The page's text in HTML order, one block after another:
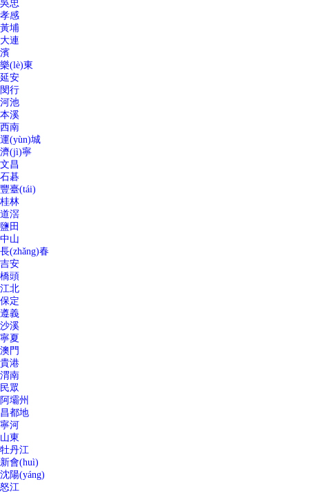
吳忠
孝感
黃埔
大連
濱
樂(lè)東
延安
閔行
河池
本溪
西南
運(yùn)城
濟(jì)寧
文昌
石碁
豐臺(tái)
桂林
道滘
鹽田
中山
長(zhǎng)春
吉安
橋頭
江北
保定
遵義
沙溪
寧夏
澳門
貴港
渭南
民眾
阿壩州
昌都地
寧河
山東
牡丹江
新會(huì)
沈陽(yáng)
怒江